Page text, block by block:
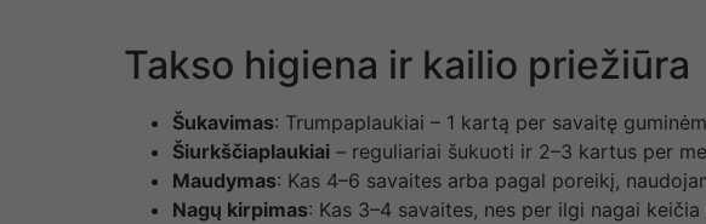
Takso higiena ir kailio priežiūra
Šukavimas: Trumpaplaukiai – 1 kartą per savaitę
Šiurkščiaplaukiai – reguliariai šukuoti ir 2–3 kartus per
Maudymas: Kas 4–6 savaites arba pagal poreikį,
Nagų kirpimas: Kas 3–4 savaites, nes per ilgi nagai